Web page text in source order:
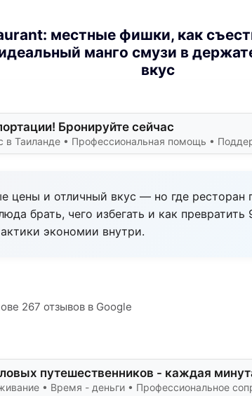
местные фишки, как
манго смузи в
вкус
Бронируйте сейчас
в Таиланде • Профессиональная помощь •
цены и отличный вкус — но где ресторан
брать, чего избегать и как
экономии внутри.
267 отзывов в Google
путешественников - каждая
• Время - деньги • Профессиональное